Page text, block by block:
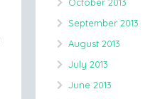
September 2013
August 2013
July 2013
June 2013